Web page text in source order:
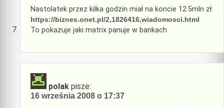
Nastolatek przez kilka godzin miał na koncie 12.5mln zł:
https://biznes.onet.pl/2,1826416,wiadomosci.html
To pokazuje jaki matrix panuje w bankach
polak pisze:
16 września 2008 o 17:37